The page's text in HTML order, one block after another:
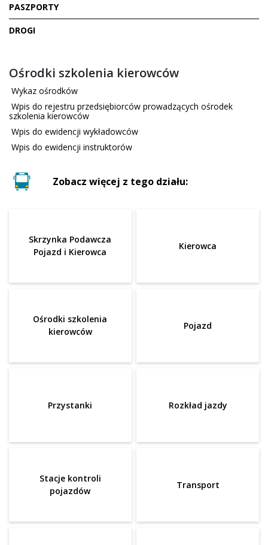
PASZPORTY
DROGI
Ośrodki szkolenia kierowców
Wykaz ośrodków
Wpis do rejestru przedsiębiorców prowadzących ośrodek
szkolenia kierowców
Wpis do ewidencji wykładowców
Wpis do ewidencji instruktorów
Zobacz więcej z tego działu:
Skrzynka Podawcza
Pojazd i Kierowca
Kierowca
Ośrodki szkolenia
kierowców
Pojazd
Przystanki Rozkład jazdy
Stacje kontroli
pojazdów
Transport